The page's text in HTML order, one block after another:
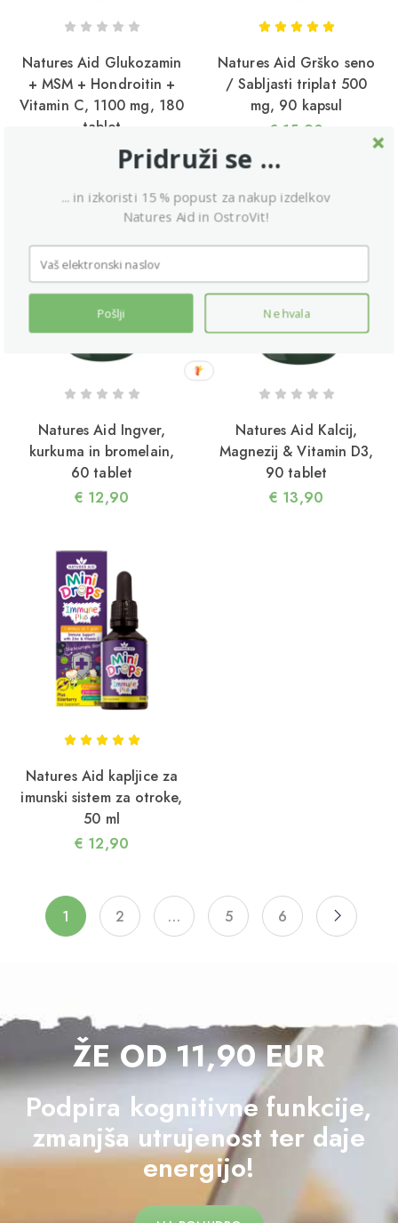
11/2025
magnezija -> večji možgani
Natures Aid Glukozamin
+ MSM + Hondroitin +
Vitamin C, 1100 mg, 180
tablet
RAZPRODANO
Natures Aid Grško seno
/ Sabljasti triplat 500
mg, 90 kapsul
€ 15,90
Natures Aid Ingver,
kurkuma in bromelain,
60 tablet
€ 12,90
Natures Aid Kalcij,
Magnezij & Vitamin D3,
90 tablet
€ 13,90
Natures Aid kapljice za
imunski sistem za otroke,
50 ml
€ 12,90
1 2 … 5 6
ŽE OD 11,90 EUR
Podpira kognitivne funkcije,
zmanjša utrujenost ter daje
energijo!
Pridruži se ...
... in izkoristi 15 % popust za nakup izdelkov
Natures Aid in OstroVit!
Pošlji Ne hvala